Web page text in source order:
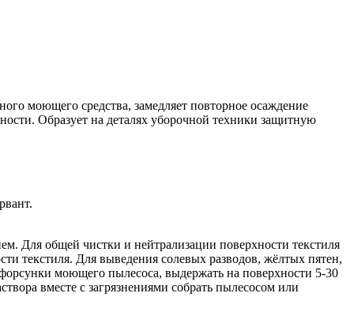
моющего средства, замедляет повторное осаждение
Образует на деталях уборочной техники защитную
Для общей чистки и нейтрализации поверхности текстиля
текстиля. Для выведения солевых разводов, жёлтых пятен,
моющего пылесоса, выдержать на поверхности 5-30
вместе с загрязнениями собрать пылесосом или